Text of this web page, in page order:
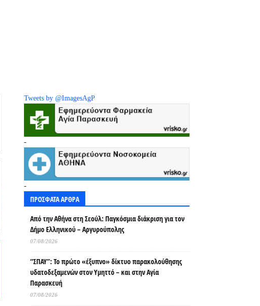
Tweets by @ImagesAgP
-
-
ΠΡΟΣΦΑΤΑ ΑΡΘΡΑ
Από την Αθήνα στη Σεούλ: Παγκόσμια διάκριση για τον
Δήμο Ελληνικού – Αργυρούπολης
07/08/2026
“ΣΠΑΥ”: Το πρώτο «έξυπνο» δίκτυο παρακολούθησης
υδατοδεξαμενών στον Υμηττό – και στην Αγία
Παρασκευή
07/08/2026